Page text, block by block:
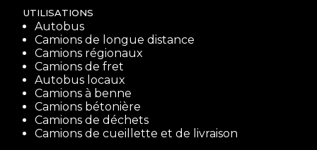
UTILISATIONS
Autobus
Camions de longue distance
Camions régionaux
Camions de fret
Autobus locaux
Camions à benne
Camions bétonière
Camions de déchets
Camions de cueillette et de livraison